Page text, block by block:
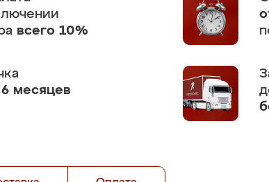
всего 10%
месяцев